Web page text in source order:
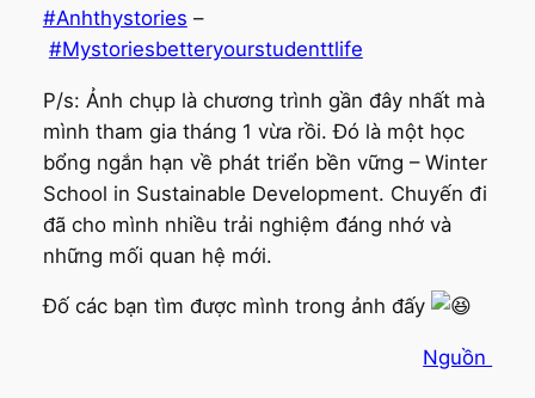
#Anhthystories –
#Mystoriesbetteryourstudenttlife
P/s: Ảnh chụp là chương trình gần đây nhất mà
mình tham gia tháng 1 vừa rồi. Đó là một học
bổng ngắn hạn về phát triển bền vững – Winter
School in Sustainable Development. Chuyến đi
đã cho mình nhiều trải nghiệm đáng nhớ và
những mối quan hệ mới.
Đố các bạn tìm được mình trong ảnh đấy
Nguồn